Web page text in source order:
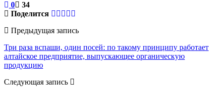
0
34
Поделится
Предыдущая запись
Три раза вспаши, один посей: по такому принципу работает
алтайское предприятие, выпускающее органическую
продукцию
Следующая запись